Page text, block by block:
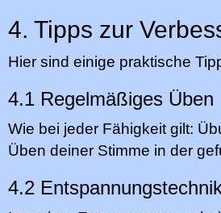
4. Tipps zur
Hier sind einige praktische
4.1 Regelmäßiges Üben
Wie bei jeder Fähigkeit gilt:
Üben deiner Stimme in der
4.2